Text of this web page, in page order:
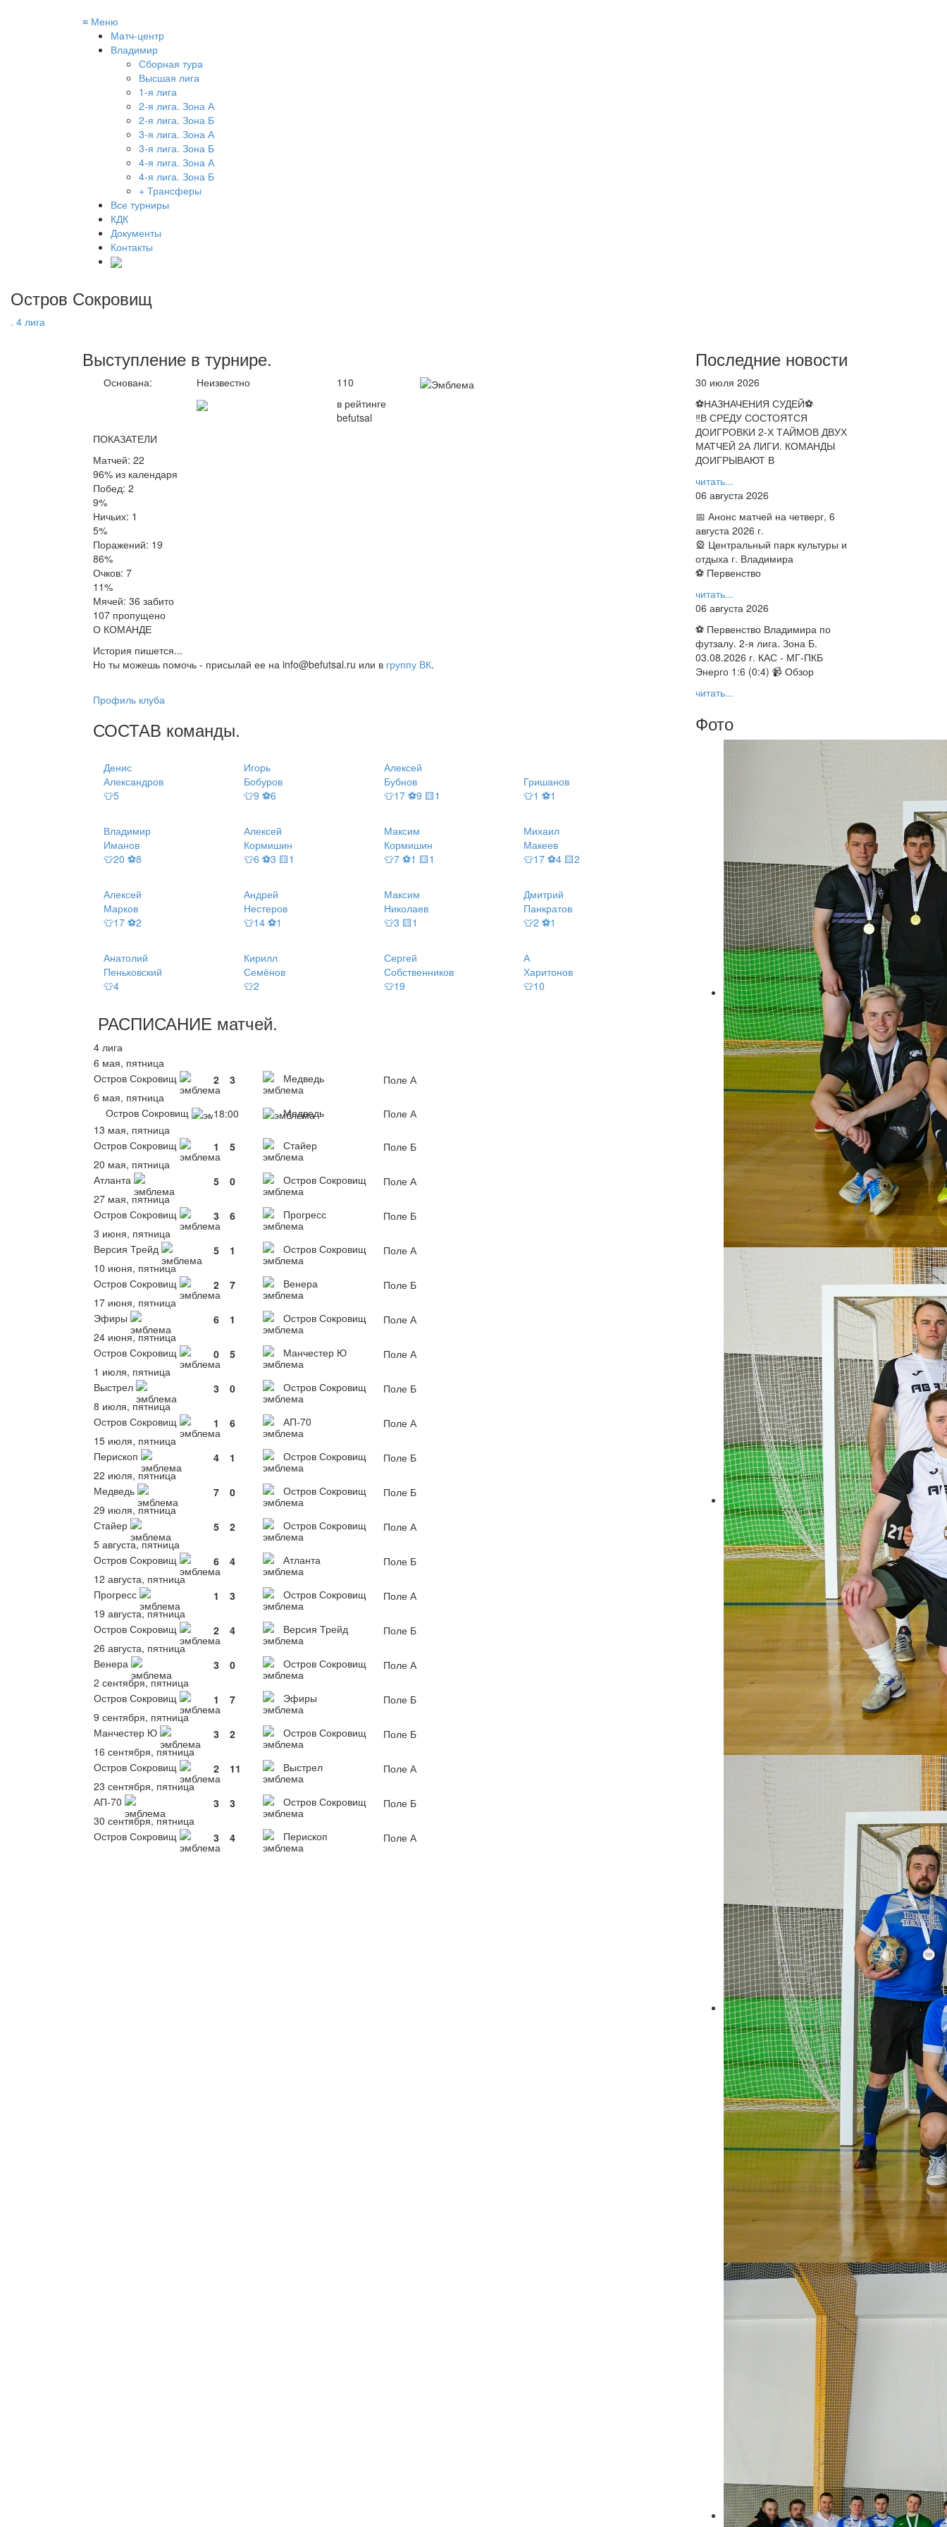
≡ Меню
Матч-центр
Владимир
Сборная тура
Высшая лига
1-я лига
2-я лига. Зона А
2-я лига. Зона Б
3-я лига. Зона А
3-я лига. Зона Б
4-я лига. Зона А
4-я лига. Зона Б
+ Трансферы
Все турниры
КДК
Документы
Контакты
Остров Сокровищ
. 4 лига
Выступление в турнире.
Основана: Неизвестно
110
в рейтинге
befutsal
ПОКАЗАТЕЛИ
Матчей: 22
96% из календаря
Побед: 2
9%
Ничьих: 1
5%
Поражений: 19
86%
Очков: 7
11%
Мячей: 36 забито
107 пропущено
О КОМАНДЕ
История пишется...
Но ты можешь помочь - присылай ее на info@befutsal.ru или в группу ВК.
Профиль клуба
СОСТАВ команды.
Денис
Александров
👕5
Игорь
Бобуров
👕9 ⚽6
Алексей
Бубнов
👕17 ⚽9 🟨1
Гришанов
👕1 ⚽1
Владимир
Иманов
👕20 ⚽8
Алексей
Кормишин
👕6 ⚽3 🟨1
Максим
Кормишин
👕7 ⚽1 🟨1
Михаил
Макеев
👕17 ⚽4 🟨2
Алексей
Марков
👕17 ⚽2
Андрей
Нестеров
👕14 ⚽1
Максим
Николаев
👕3 🟨1
Дмитрий
Панкратов
👕2 ⚽1
Анатолий
Пеньковский
👕4
Кирилл
Семёнов
👕2
Сергей
Собственников
👕19
А
Харитонов
👕10
РАСПИСАНИЕ матчей.
4 лига
6 мая, пятница
Остров Сокровищ
2 3 Медведь
Поле А
6 мая, пятница
Остров Сокровищ
18:00 Медведь
Поле А
13 мая, пятница
Остров Сокровищ
1 5 Стайер
Поле Б
20 мая, пятница
Атланта
5 0 Остров Сокровищ
Поле А
27 мая, пятница
Остров Сокровищ
3 6 Прогресс
Поле Б
3 июня, пятница
Версия Трейд
5 1 Остров Сокровищ
Поле А
10 июня, пятница
Остров Сокровищ
2 7 Венера
Поле Б
17 июня, пятница
Эфиры
6 1 Остров Сокровищ
Поле А
24 июня, пятница
Остров Сокровищ
0 5 Манчестер Ю
Поле А
1 июля, пятница
Выстрел
3 0 Остров Сокровищ
Поле Б
8 июля, пятница
Остров Сокровищ
1 6 АП-70
Поле А
15 июля, пятница
Перископ
4 1 Остров Сокровищ
Поле Б
22 июля, пятница
Медведь
7 0 Остров Сокровищ
Поле Б
29 июля, пятница
Стайер
5 2 Остров Сокровищ
Поле А
5 августа, пятница
Остров Сокровищ
6 4 Атланта
Поле Б
12 августа, пятница
Прогресс
1 3 Остров Сокровищ
Поле А
19 августа, пятница
Остров Сокровищ
2 4 Версия Трейд
Поле Б
26 августа, пятница
Венера
3 0 Остров Сокровищ
Поле А
2 сентября, пятница
Остров Сокровищ
1 7 Эфиры
Поле Б
9 сентября, пятница
Манчестер Ю
3 2 Остров Сокровищ
Поле Б
16 сентября, пятница
Остров Сокровищ
2 11 Выстрел
Поле А
23 сентября, пятница
АП-70
3 3 Остров Сокровищ
Поле Б
30 сентября, пятница
Остров Сокровищ
3 4 Перископ Поле А
Последние новости
30 июля 2026
⚽НАЗНАЧЕНИЯ СУДЕЙ⚽
‼В СРЕДУ СОСТОЯТСЯ
ДОИГРОВКИ 2-Х ТАЙМОВ ДВУХ
МАТЧЕЙ 2А ЛИГИ. КОМАНДЫ
ДОИГРЫВАЮТ В
читать...
06 августа 2026
📅 Анонс матчей на четверг, 6
августа 2026 г.
🎡 Центральный парк культуры и
отдыха г. Владимира
⚽ Первенство
читать...
06 августа 2026
⚽ Первенство Владимира по
футзалу. 2-я лига. Зона Б.
03.08.2026 г. КАС - МГ-ПКБ
Энерго 1:6 (0:4) 📹 Обзор
читать...
Фото